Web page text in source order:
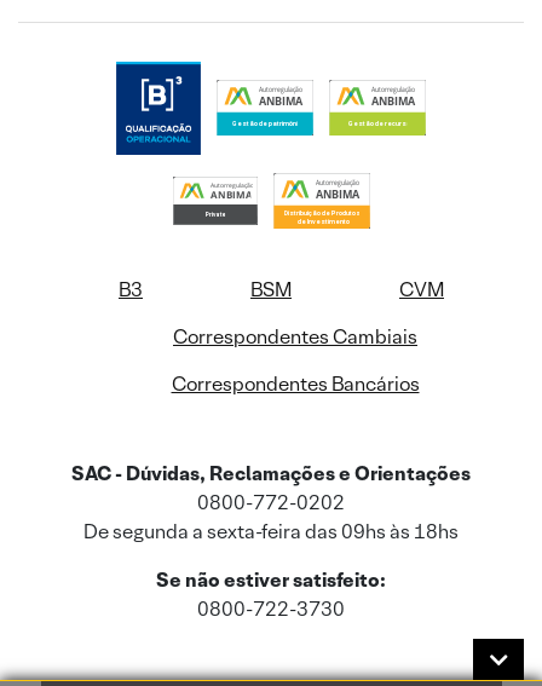
B3 BSM
CVM
Correspondentes Cambiais
Correspondentes Bancários
SAC - Dúvidas, Reclamações e Orientações
0800-772-0202
De segunda a sexta-feira das 09hs às 18hs
Se não estiver satisfeito:
0800-722-3730